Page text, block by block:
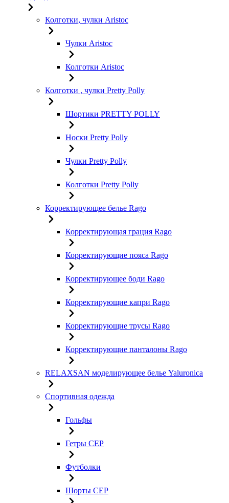
Колготки, чулки Aristoc
Чулки Aristoc
Колготки Aristoc
Колготки , чулки Pretty Polly
Шортики PRETTY POLLY
Носки Pretty Polly
Чулки Pretty Polly
Колготки Pretty Polly
Корректирующее белье Rago
Корректирующая грация Rago
Корректирующие пояса Rago
Корректирующее боди Rago
Корректирующие капри Rago
Корректирующие трусы Rago
Корректирующие панталоны Rago
RELAXSAN моделирующее белье Yaluroniсa
Спортивная одежда
Гольфы
Гетры CEP
Футболки
Шорты CEP